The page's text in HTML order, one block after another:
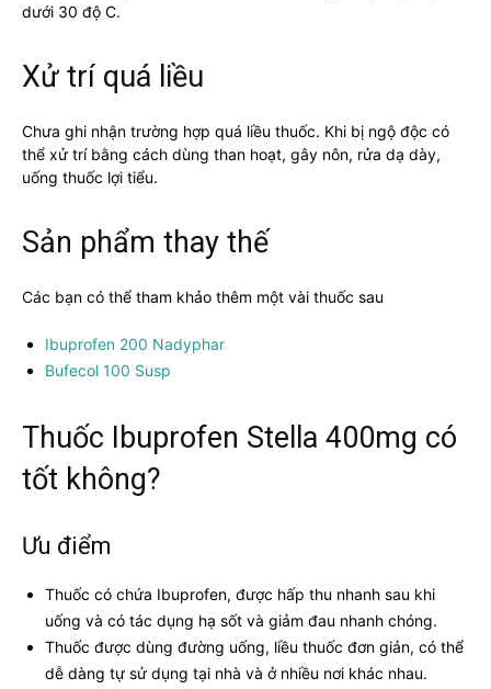
dưới 30 độ C.
Xử trí quá liều
Chưa ghi nhận trường hợp quá liều thuốc. Khi bị ngộ độc có
thể xử trí bằng cách dùng than hoạt, gây nôn, rửa dạ dày,
uống thuốc lợi tiểu.
Sản phẩm thay thế
Các bạn có thể tham khảo thêm một vài thuốc sau
Ibuprofen 200 Nadyphar
Bufecol 100 Susp
Thuốc Ibuprofen Stella 400mg có
tốt không?
Ưu điểm
Thuốc có chứa Ibuprofen, được hấp thu nhanh sau khi
uống và có tác dụng hạ sốt và giảm đau nhanh chóng.
Thuốc được dùng đường uống, liều thuốc đơn giản, có thể
dễ dàng tự sử dụng tại nhà và ở nhiều nơi khác nhau.